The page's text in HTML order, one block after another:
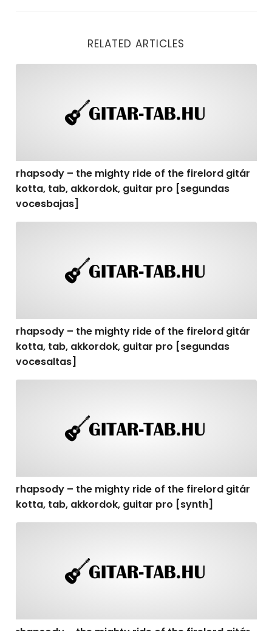
RELATED ARTICLES
rhapsody – the mighty ride of the firelord gitár
kotta, tab, akkordok, guitar pro [segundas
vocesbajas]
rhapsody – the mighty ride of the firelord gitár
kotta, tab, akkordok, guitar pro [segundas
vocesaltas]
rhapsody – the mighty ride of the firelord gitár
kotta, tab, akkordok, guitar pro [synth]